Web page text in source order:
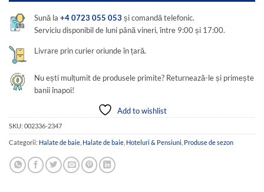
Sună la+4 0723 055 053 și comandă telefonic.
Serviciu disponibil de luni până vineri, între 9:00 și 17:00.
Livrare prin curier oriunde în țară.
Nu ești mulțumit de produsele primite? Returnează-le și primește
banii înapoi!
Add to wishlist
SKU: 002336-2347
Categorii: Halate de baie Halate de baie Hoteluri & Pensiuni Produse de sezon